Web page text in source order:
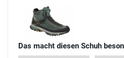
Das macht diesen Schuh